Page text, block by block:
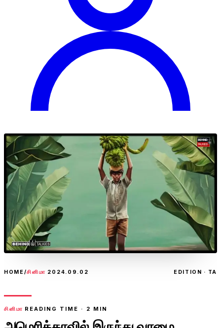
HOME/சினிமா 2024.09.02 EDITION · TA
சினிமா READING TIME · 2 MIN